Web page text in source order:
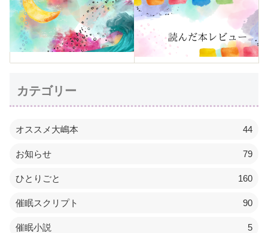
カテゴリー
オススメ大嶋本 44
お知らせ 79
ひとりごと 160
催眠スクリプト 90
催眠小説 5